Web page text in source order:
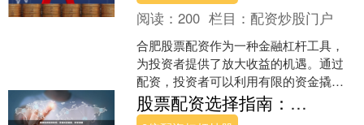
阅读：200 栏目：配资炒股门户
合肥股票配资作为一种金融杠杆工具，
为投资者提供了放大收益的机遇。通过
配资，投资者可以利用有限的资金撬动
更大的资金量，从而提升投资收益率。
合肥股票配资平台众多，....
股票配资选择指南：掌握关键要素，明智决策